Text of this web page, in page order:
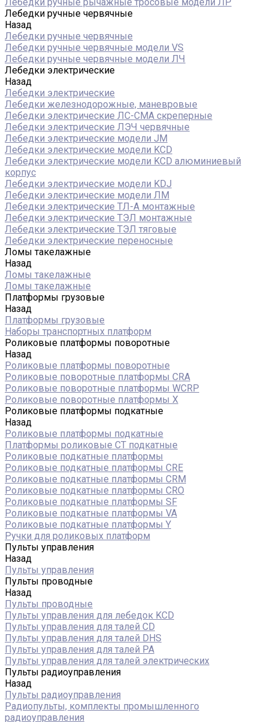
Лебедки ручные червячные
Назад
Лебедки ручные червячные
Лебедки ручные червячные модели VS
Лебедки ручные червячные модели ЛЧ
Лебедки электрические
Назад
Лебедки электрические
Лебедки железнодорожные, маневровые
Лебедки электрические ЛС-СМА скреперные
Лебедки электрические ЛЭЧ червячные
Лебедки электрические модели JM
Лебедки электрические модели KCD
Лебедки электрические модели KCD алюминиевый
корпус
Лебедки электрические модели KDJ
Лебедки электрические модели ЛМ
Лебедки электрические ТЛ-А монтажные
Лебедки электрические ТЭЛ монтажные
Лебедки электрические ТЭЛ тяговые
Лебедки электрические переносные
Ломы такелажные
Назад
Ломы такелажные
Ломы такелажные
Платформы грузовые
Назад
Платформы грузовые
Наборы транспортных платформ
Роликовые платформы поворотные
Назад
Роликовые платформы поворотные
Роликовые поворотные платформы CRA
Роликовые поворотные платформы WCRP
Роликовые поворотные платформы X
Роликовые платформы подкатные
Назад
Роликовые платформы подкатные
Платформы роликовые СТ подкатные
Роликовые подкатные платформы
Роликовые подкатные платформы CRE
Роликовые подкатные платформы CRM
Роликовые подкатные платформы CRO
Роликовые подкатные платформы SF
Роликовые подкатные платформы VA
Роликовые подкатные платформы Y
Ручки для роликовых платформ
Пульты управления
Назад
Пульты управления
Пульты проводные
Назад
Пульты проводные
Пульты управления для лебедок KCD
Пульты управления для талей CD
Пульты управления для талей DHS
Пульты управления для талей РА
Пульты управления для талей электрических
Пульты радиоуправления
Назад
Пульты радиоуправления
Радиопульты, комплекты промышленного
радиоуправления